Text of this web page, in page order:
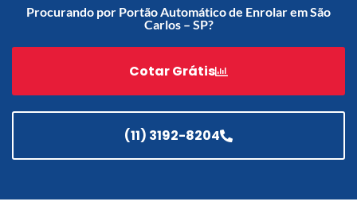
Enrolar em Teresópolis – RJ
Portão de Garagem de
Enrolar em São Pedro da
Aldeia – RJ
Portão de Garagem de
Enrolar em São Gonçalo – RJ
Enrolar em Rio das Ostras –
Procurando por Portão Automático de Enrolar em São
Carlos – SP?
Cotar Grátis
(11) 3192-8204